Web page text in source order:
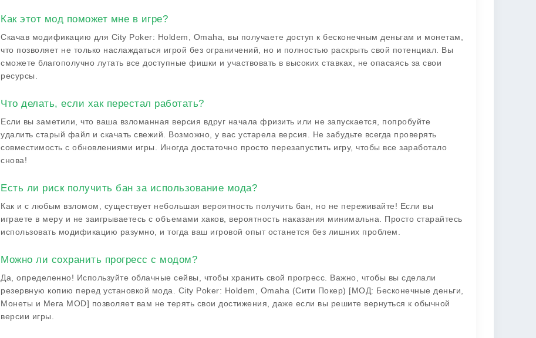
Как этот мод поможет мне в игре?
Скачав модификацию для City Poker: Holdem, Omaha, вы получаете доступ к бесконечным деньгам и монетам,
что позволяет не только наслаждаться игрой без ограничений, но и полностью раскрыть свой потенциал. Вы
сможете благополучно лутать все доступные фишки и участвовать в высоких ставках, не опасаясь за свои
ресурсы.
Что делать, если хак перестал работать?
Если вы заметили, что ваша взломанная версия вдруг начала фризить или не запускается, попробуйте
удалить старый файл и скачать свежий. Возможно, у вас устарела версия. Не забудьте всегда проверять
совместимость с обновлениями игры. Иногда достаточно просто перезапустить игру, чтобы все заработало
снова!
Есть ли риск получить бан за использование мода?
Как и с любым взломом, существует небольшая вероятность получить бан, но не переживайте! Если вы
играете в меру и не заигрываетесь с объемами хаков, вероятность наказания минимальна. Просто старайтесь
использовать модификацию разумно, и тогда ваш игровой опыт останется без лишних проблем.
Можно ли сохранить прогресс с модом?
Да, определенно! Используйте облачные сейвы, чтобы хранить свой прогресс. Важно, чтобы вы сделали
резервную копию перед установкой мода. City Poker: Holdem, Omaha (Сити Покер) [МОД: Бесконечные деньги,
Монеты и Мега MOD] позволяет вам не терять свои достижения, даже если вы решите вернуться к обычной
версии игры.